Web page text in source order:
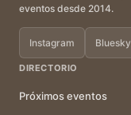
eventos desde 2014.
Instagram Bluesky
DIRECTORIO
Próximos eventos